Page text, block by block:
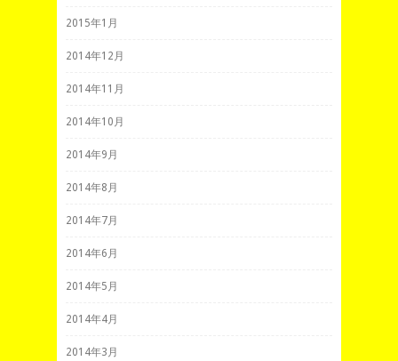
2015年1月
2014年12月
2014年11月
2014年10月
2014年9月
2014年8月
2014年7月
2014年6月
2014年5月
2014年4月
2014年3月